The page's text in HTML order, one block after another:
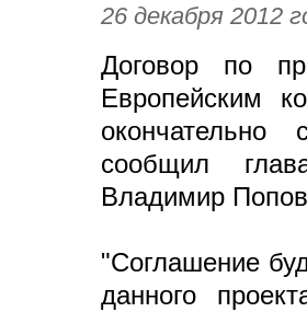
26 декабря 2012
Договор по
Европейским
сообщил
Владимир
"Соглашение
данного